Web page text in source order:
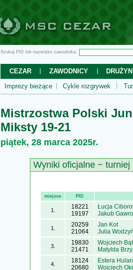
Szukaj PID lub nazwisko zawodnika:
CEZAR ZAWODNICY
Imprezy bieżące
Cykle rozgrywek
Mistrzostwa Polski
Miksty 19-21
piątek, 28 marca 2025r.
Wyniki oficjalne − turniej
miejsce PID
1.
18221
19197
Łucja
Jakub
1.
20259
21064
Jan Kot
Julia
3.
19830
21471
Wojciech
Matylda
4.
18124
20680
Estera
Wojciech